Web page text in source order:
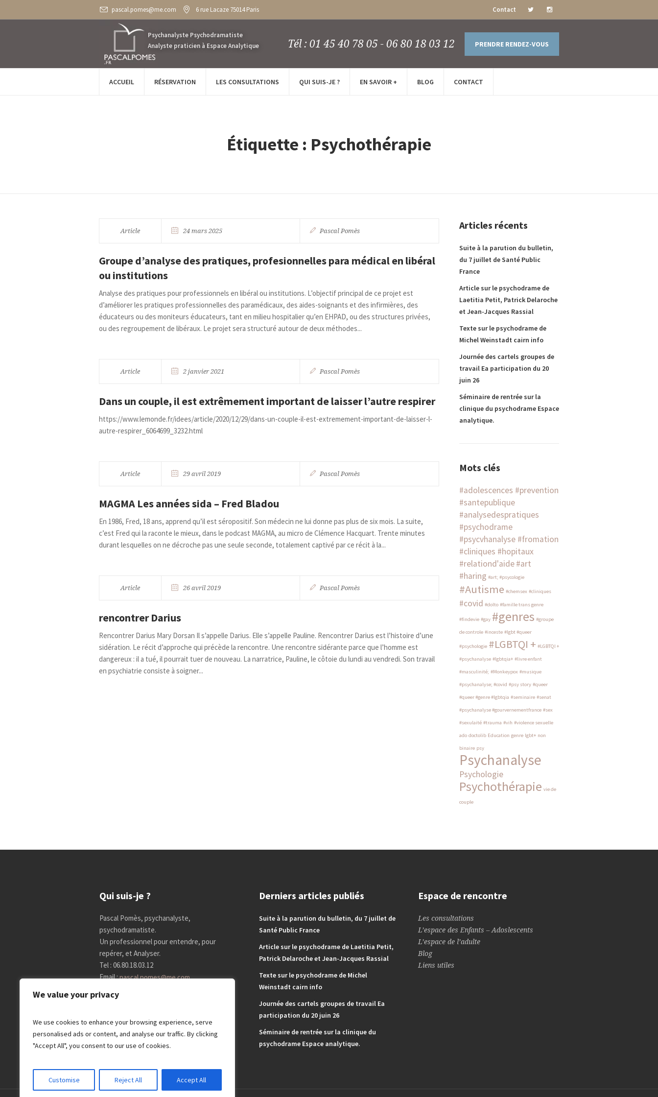
We value your privacy
We use cookies to enhance your browsing experience, serve
personalised ads or content, and analyse our traffic. By clicking
"Accept All", you consent to our use of cookies.
Customise Reject All Accept All
Contact
pascal.pomes@me.com 6 rue Lacaze 75014 Paris
Tél : 01 45 40 78 05 - 06 80 18 03 12 PRENDRE RENDEZ-VOUS
ACCUEIL RÉSERVATION LES CONSULTATIONS QUI SUIS-JE ? EN SAVOIR + BLOG CONTACT
Étiquette : Psychothérapie
Article 24 mars 2025 Pascal Pomès
Groupe d’analyse des pratiques, profesionnelles para médical en libéral
ou institutions
Analyse des pratiques pour professionnels en libéral ou institutions. L’objectif principal de ce projet est
d’améliorer les pratiques professionnelles des paramédicaux, des aides-soignants et des infirmières, des
éducateurs ou des moniteurs éducateurs, tant en milieu hospitalier qu’en EHPAD, ou des structures privées,
ou des regroupement de libéraux. Le projet sera structuré autour de deux méthodes...
Article 2 janvier 2021 Pascal Pomès
Dans un couple, il est extrêmement important de laisser l’autre respirer
https://www.lemonde.fr/idees/article/2020/12/29/dans-un-couple-il-est-extremement-important-de-laisser-l-
autre-respirer_6064699_3232.html
Article 29 avril 2019 Pascal Pomès
MAGMA Les années sida – Fred Bladou
En 1986, Fred, 18 ans, apprend qu’il est séropositif. Son médecin ne lui donne pas plus de six mois. La suite,
c’est Fred qui la raconte le mieux, dans le podcast MAGMA, au micro de Clémence Hacquart. Trente minutes
durant lesquelles on ne décroche pas une seule seconde, totalement captivé par ce récit à la...
Article 26 avril 2019 Pascal Pomès
rencontrer Darius
Rencontrer Darius Mary Dorsan Il s’appelle Darius. Elle s’appelle Pauline. Rencontrer Darius est l’histoire d’une
sidération. Le récit d’approche qui précède la rencontre. Une rencontre sidérante parce que l’homme est
dangereux : il a tué, il pourrait tuer de nouveau. La narratrice, Pauline, le côtoie du lundi au vendredi. Son travail
en psychiatrie consiste à soigner...
Articles récents
Suite à la parution du bulletin,
du 7 juillet de Santé Public
France
Article sur le psychodrame de
Laetitia Petit, Patrick Delaroche
et Jean-Jacques Rassial
Texte sur le psychodrame de
Michel Weinstadt cairn info
Journée des cartels groupes de
travail Ea participation du 20
juin 26
Séminaire de rentrée sur la
clinique du psychodrame Espace
analytique.
Mots clés
#adolescences #prevention
#santepublique
#analysedespratiques
#psychodrame
#psycvhanalyse #fromation
#cliniques #hopitaux
#relationd'aide#art
#haring #art; #psycologie
#Autisme #chemsex #cliniques
#covid #dolto #famille trans genre
#findevie #gay #genres #groupe
de controle #inceste #lgbt #queer
#psychologie #LGBTQI + #LGBTQI +
#psychanalyse #lgbtqia+ #livre enfant
#masculinité; #Monkeypox #musique
#psychanalyse; #covid #psy story #queer
#queer #genre #lgbtqia #seminaire #senat
#psychanalyse #gourvernementfrance #sex
#sexulaité #trauma #vih #violence sexuelle
ado doctolib Education genre lgbt+ non
binaire psy
Psychanalyse
Psychologie
Psychothérapie vie de
couple
Qui suis-je ?
Pascal Pomès, psychanalyste,
psychodramatiste.
Un professionnel pour entendre, pour
repérer, et Analyser.
Tel : 06.80.18.03.12
Email :pascal.pomes@me.com
Psychanalyste à Paris 14
Derniers articles publiés
Suite à la parution du bulletin, du 7 juillet de
Santé Public France
Article sur le psychodrame de Laetitia Petit,
Patrick Delaroche et Jean-Jacques Rassial
Texte sur le psychodrame de Michel
Weinstadt cairn info
Journée des cartels groupes de travail Ea
participation du 20 juin 26
Séminaire de rentrée sur la clinique du
psychodrame Espace analytique.
Espace de rencontre
Les consultations
L’espace des Enfants – Adoslescents
L’espace de l’adulte
Blog
Liens utiles